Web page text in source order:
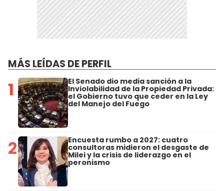
MÁS LEÍDAS DE PERFIL
1 El Senado dio media sanción a la
Inviolabilidad de la Propiedad Privada:
el Gobierno tuvo que ceder en la Ley
del Manejo del Fuego
2 Encuesta rumbo a 2027: cuatro
consultoras midieron el desgaste de
Milei y la crisis de liderazgo en el
peronismo